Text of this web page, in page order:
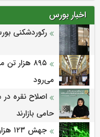
اخبار بورس
رکوردشکنی بورس با جذب
۸۹۵
می‌‌رود
اصلاح نقره
حامی بازارند
جهش ۱۲۳ هزار واحدی شاخص بورس